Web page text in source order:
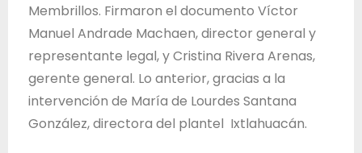
Membrillos. Firmaron el documento Víctor
Manuel Andrade Machaen, director general y
representante legal, y Cristina Rivera Arenas,
gerente general. Lo anterior, gracias a la
intervención de María de Lourdes Santana
González, directora del plantel Ixtlahuacán.